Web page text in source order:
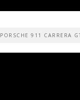
PORSCHE 911 CARRERA